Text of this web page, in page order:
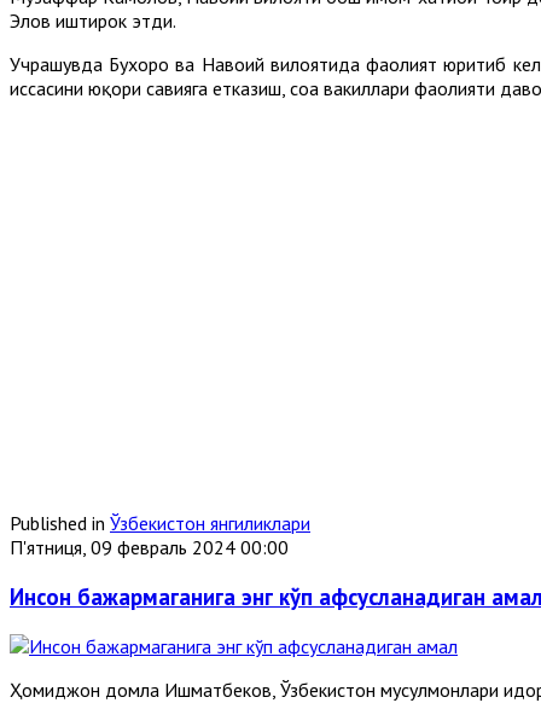
Элов иштирок этди.
Учрашувда Бухоро ва Навоий вилоятида фаолият юритиб
ҳиссасини юқори савияга етказиш, соҳа вакиллари фаолияти
Published in Ўзбекистон янгиликлари
П'ятниця, 09 февраль 2024 00:00
Инсон бажармаганига энг кўп афсусланадиган
Ҳомиджон домла Ишматбеков, Ўзбекистон мусулмонлари